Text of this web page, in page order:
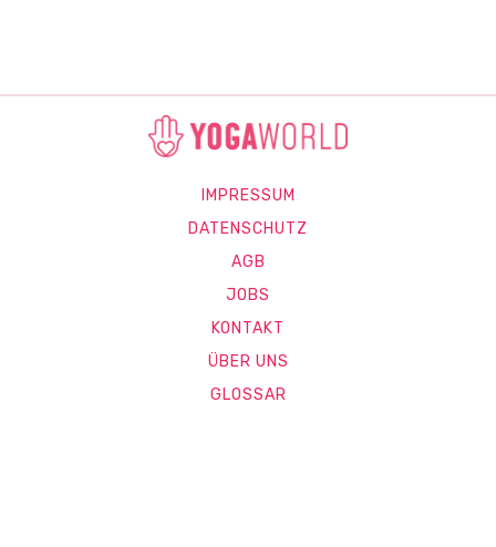
IMPRESSUM
DATENSCHUTZ
AGB
JOBS
KONTAKT
ÜBER UNS
GLOSSAR